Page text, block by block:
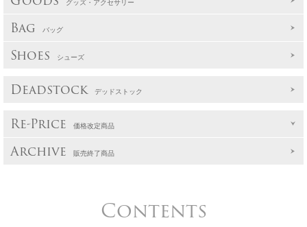
グッズ・アクセサリー
Bag バッグ
Shoes シューズ
Deadstock デッドストック
Re-Price 価格改定商品
Archive 販売終了商品
Contents